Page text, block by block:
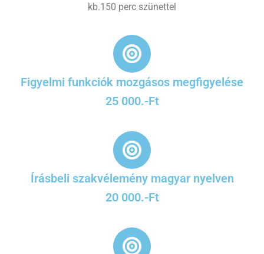
kb.150 perc szünettel
Figyelmi funkciók mozgásos megfigyelése
25 000.-Ft
Írásbeli szakvélemény magyar nyelven
20 000.-Ft